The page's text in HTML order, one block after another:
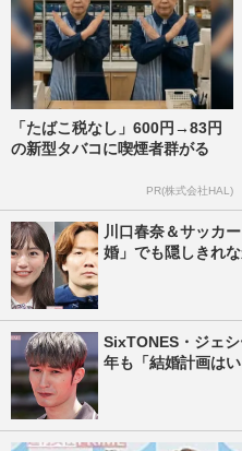
「たばこ税なし」600円→83円
の新型タバコに喫煙者群がる
PR(株式会社HAL)
川口春奈＆サッカ
婚」でも隠しきれ
SixTONES・ジェ
年も「結婚計画は